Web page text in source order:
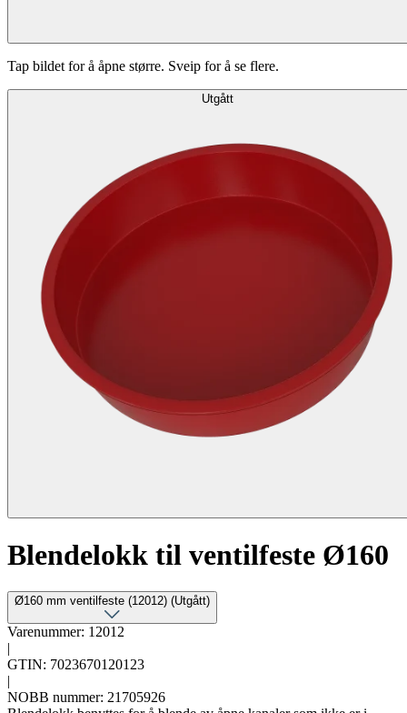
Tap bildet for å åpne større. Sveip for å se flere.
Utgått
Blendelokk til ventilfeste Ø160
Ø160 mm ventilfeste (12012) (Utgått)
Varenummer: 12012
|
GTIN: 7023670120123
|
NOBB nummer: 21705926